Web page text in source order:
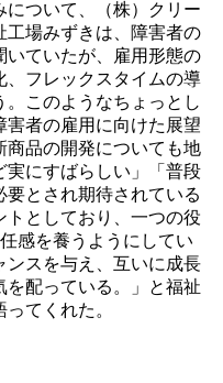
について、（株）クリー
工場みずきは、障害者の
いていたが、雇用形態の
、フレックスタイムの導
。このようなちょっとし
害者の雇用に向けた展望
商品の開発についても地
実にすばらしい」「普段
とされ期待されている
トとしており、一つの役
感を養うようにしてい
ンスを与え、互いに成長
を配っている。」と福祉
てくれた。